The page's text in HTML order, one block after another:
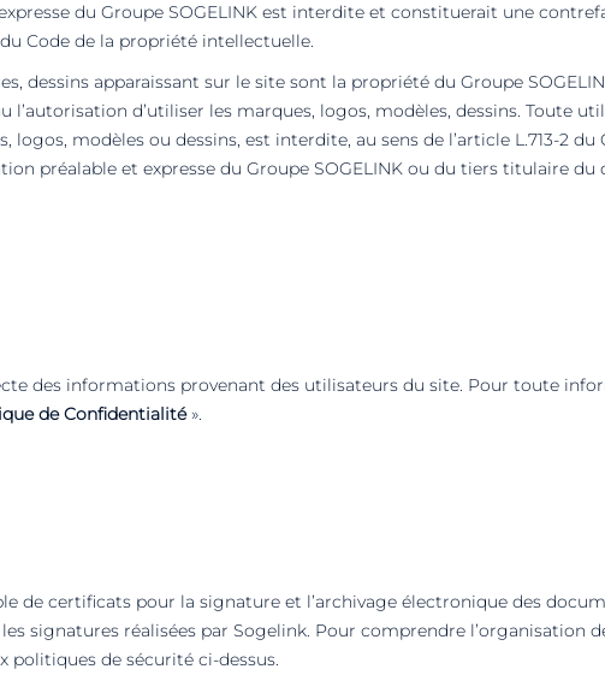
du Groupe SOGELINK est interdite et constituerait une
Code de la propriété intellectuelle.
dessins apparaissant sur le site sont la propriété du Groupe
l’autorisation d’utiliser les marques, logos, modèles, dessins. Toute
logos, modèles ou dessins, est interdite, au sens de l’article L.713-2
préalable et expresse du Groupe SOGELINK ou du tiers titulaire
des informations provenant des utilisateurs du site. Pour toute
de Confidentialité».
de certificats pour la signature et l’archivage électronique des
signatures réalisées par Sogelink. Pour comprendre l’organisation
politiques de sécurité ci-dessus.